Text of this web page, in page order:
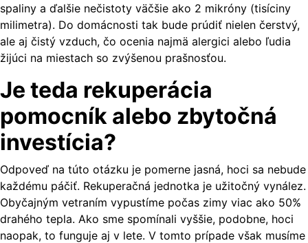
spaliny a ďalšie nečistoty väčšie ako 2 mikróny (tisíciny
milimetra). Do domácnosti tak bude prúdiť nielen čerstvý,
ale aj čistý vzduch, čo ocenia najmä alergici alebo ľudia
žijúci na miestach so zvýšenou prašnosťou.
Je teda rekuperácia
pomocník alebo zbytočná
investícia?
Odpoveď na túto otázku je pomerne jasná, hoci sa nebude
každému páčiť. Rekuperačná jednotka je užitočný vynález.
Obyčajným vetraním vypustíme počas zimy viac ako 50%
drahého tepla. Ako sme spomínali vyššie, podobne, hoci
naopak, to funguje aj v lete. V tomto prípade však musíme